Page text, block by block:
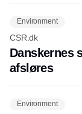
Environment
CSR.dk
Danskernes
afsløres
Environment